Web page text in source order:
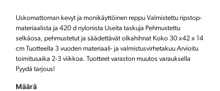
Uskomattoman kevyt ja monikäyttöinen reppu Valmistettu ripstop-
materiaalista ja 420 d nylonista Useita taskuja Pehmustettu
selkäosa, pehmustetut ja säädettävät olkahihnat Koko 30 x42 x 14
cm Tuotteella 3 vuoden materiaali- ja valmistusvirhetakuu Arvioitu
toimitusaika 2-3 viikkoa. Tuotteet varaston muutos varauksella
Pyydä tarjous!
Määrä